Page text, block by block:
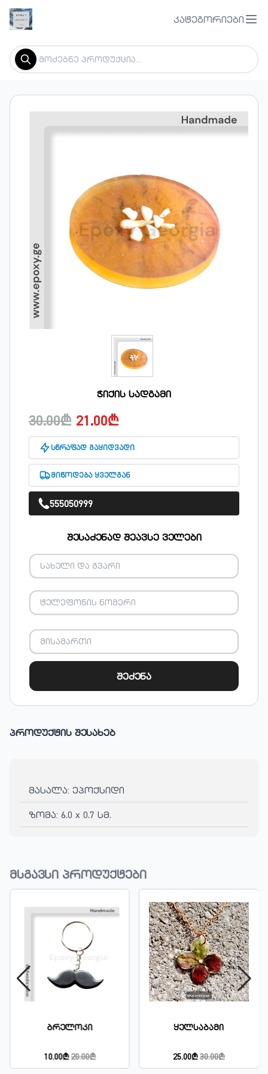
კატეგორიები
ჭიქის სადგამი
30.00₾ 21.00₾
სწრაფად გაყიდვადი
მიწოდება ყველგან
555050999
შესაძენად შეავსე ველები
შეძენა
პროდუქტის შესახებ
მასალა: ეპოქსიდი
ზომა: 6.0 x 0.7 სმ.
მსგავსი პროდუქტები
Ბრელოკი
10.00₾ 20.00₾
Ყელსაბამი
25.00₾ 30.00₾